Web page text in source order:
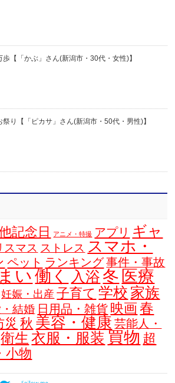
歩【「かぶ」さん(新潟市・30代・女性)】
祭り【「ピカサ」さん(新潟市・50代・男性)】
記念日 アニメ・特撮 アプリ ギャ
スマス ストレス スマホ・
ペット ランキング事件・事故
い 働く 入浴 冬 医療
妊娠・出産 子育て 学校 家族
結婚 日用品・雑貨 映画 春
災 秋 美容・健康 芸能人・
衛生 衣服・服装 買物 超
小物